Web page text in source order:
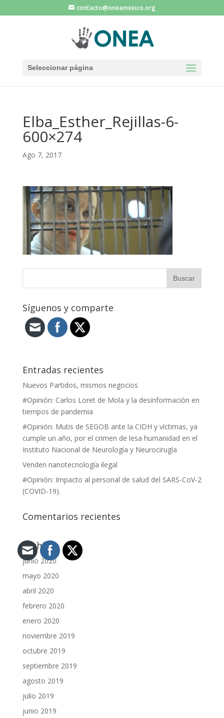
contacto@oneamexico.org
Seleccionar página
Elba_Esther_Rejillas-6-
600×274
Ago 7, 2017
Síguenos y comparte
Entradas recientes
Nuevos Partidos, mismos negocios
#Opinión: Carlos Loret de Mola y la desinformación en
tiempos de pandemia
#Opinión: Mutis de SEGOB ante la CIDH y víctimas, ya
cumple un año, por el crimen de lesa humanidad en el
Instituto Nacional de Neurología y Neurocirugía
Venden nanotecnología ilegal
#Opinión: Impacto al personal de salud del SARS-CoV-2
(COVID-19).
Comentarios recientes
Archivos
junio 2020
mayo 2020
abril 2020
febrero 2020
enero 2020
noviembre 2019
octubre 2019
septiembre 2019
agosto 2019
julio 2019
junio 2019